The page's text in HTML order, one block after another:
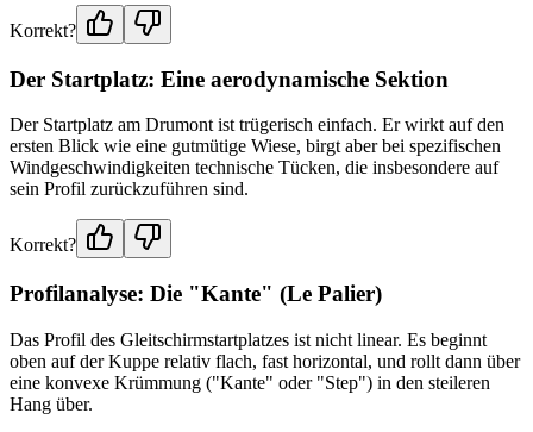
Korrekt?
Der Startplatz: Eine aerodynamische Sektion
Der Startplatz am Drumont ist trügerisch einfach. Er wirkt auf den
ersten Blick wie eine gutmütige Wiese, birgt aber bei spezifischen
Windgeschwindigkeiten technische Tücken, die insbesondere auf
sein Profil zurückzuführen sind.
Korrekt?
Profilanalyse: Die "Kante" (Le Palier)
Das Profil des Gleitschirmstartplatzes ist nicht linear. Es beginnt
oben auf der Kuppe relativ flach, fast horizontal, und rollt dann über
eine konvexe Krümmung ("Kante" oder "Step") in den steileren
Hang über.